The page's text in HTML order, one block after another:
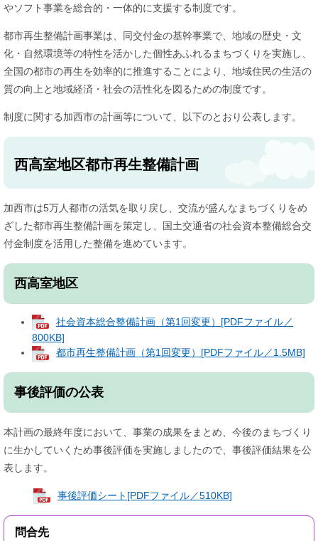
やソフト事業を総合的・一体的に支援する制度です。
都市再生整備計画事業は、同交付金の基幹事業で、地域の歴史・文
化・自然環境等の特性を活かした個性あふれるまちづくりを実施し、
全国の都市の再生を効率的に推進することにより、地域住民の生活の
質の向上と地域経済・社会の活性化を図るための制度です。
制度に関する加西市の計画等について、以下のとおり公表します。
西高室地区都市再生整備計画
加西市は5万人都市の活気を取り戻し、交流が盛んなまちづくりをめ
ざした都市再生整備計画を策定し、国土交通省の社会資本整備総合交
付金制度を活用した整備を進めています。
西高室地区
社会資本総合整備計画（第1回変更）[PDFファイル／
800KB]
都市再生整備計画（第1回変更）[PDFファイル／1.5MB]
事後評価の公表
本計画の最終年度において、事業の成果をまとめ、今後のまちづくり
に生かしていくため事後評価を実施しましたので、事後評価結果を公
表します。
事後評価シート[PDFファイル／510KB]
問合先